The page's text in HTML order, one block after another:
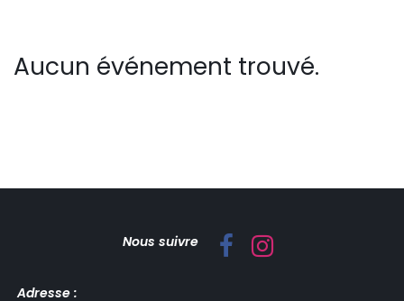
Aucun événement trouvé.
Nous suivre
Adresse :